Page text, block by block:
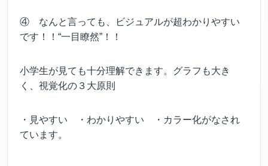
④ なんと言っても、ビジュアルが超わかりやすい
です！！“一目瞭然”！！
小学生が見ても十分理解できます。グラフも大き
く、視覚化の３大原則
・見やすい ・わかりやすい ・カラー化がなされ
ています。